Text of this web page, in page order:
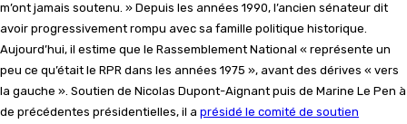
m’ont jamais soutenu. » Depuis les années 1990, l’ancien sénateur dit
avoir progressivement rompu avec sa famille politique historique.
Aujourd’hui, il estime que le Rassemblement National « représente un
peu ce qu’était le RPR dans les années 1975 », avant des dérives « vers
la gauche ». Soutien de Nicolas Dupont-Aignant puis de Marine Le Pen à
de précédentes présidentielles, il a présidé le comité de soutien